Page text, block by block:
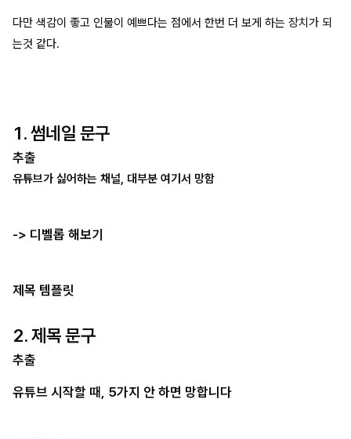
다만 색감이 좋고 인물이 예쁘다는 점에서 한번 더 보게 하는 장치가 되
는것 같다.
1. 썸네일 문구
추출
유튜브가 싫어하는 채널, 대부분 여기서 망함
-> 디벨롭 해보기
제목 템플릿
2. 제목 문구
추출
유튜브 시작할 때, 5가지 안 하면 망합니다